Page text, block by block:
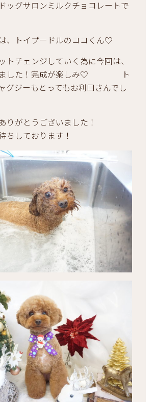
ッグサロンミルクチョコレートで
、トイプードルのココくん♡
トチェンジしていく為に今回は、
ました！完成が楽しみ♡ ト
グジーもとってもお利口さんでし
ありがとうございました！
ちしております！